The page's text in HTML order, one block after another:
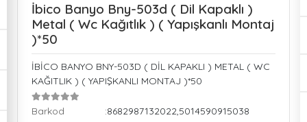
İbico Banyo Bny-503d ( Dil Kapaklı )
Metal ( Wc Kağıtlık ) ( Yapışkanlı Montaj
)*50
İBİCO BANYO BNY-503D ( DİL KAPAKLI ) METAL ( WC
KAĞITLIK ) ( YAPIŞKANLI MONTAJ )*50
Barkod
:8682987132022,5014590915038